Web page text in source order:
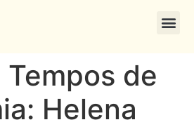
de
Helena